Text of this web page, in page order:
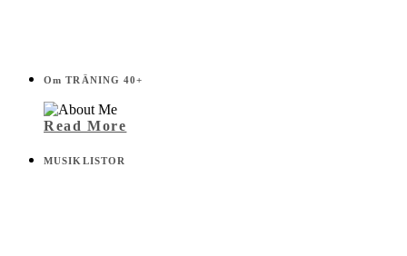
Om TRÄNING 40+
Read More
MUSIKLISTOR